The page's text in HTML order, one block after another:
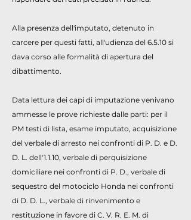
Alla presenza dell'imputato, detenuto in
carcere per questi fatti, all'udienza del 6.5.10 si
dava corso alle formalità di apertura del
dibattimento.
Data lettura dei capi di imputazione venivano
ammesse le prove richieste dalle parti: per il
PM testi di lista, esame imputato, acquisizione
del verbale di arresto nei confronti di P. D. e D.
D. L. dell'1.1.10, verbale di perquisizione
domiciliare nei confronti di P. D., verbale di
sequestro del motociclo Honda nei confronti
di D. D. L., verbale di rinvenimento e
restituzione in favore di C. V. R. E. M. di